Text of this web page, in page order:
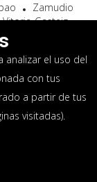
Zamudio
Vitoria-Gasteiz
analizar el uso del
con tus
a partir de tus
visitadas).